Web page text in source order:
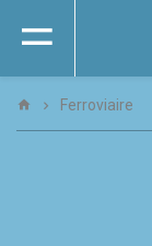
Ferroviaire